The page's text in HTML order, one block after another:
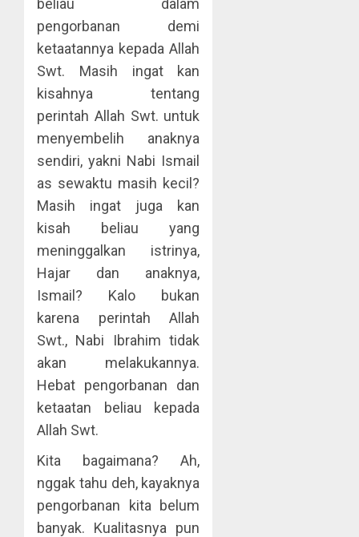
beliau dalam
pengorbanan demi
ketaatannya kepada Allah
Swt. Masih ingat kan
kisahnya tentang
perintah Allah Swt. untuk
menyembelih anaknya
sendiri, yakni Nabi Ismail
as sewaktu masih kecil?
Masih ingat juga kan
kisah beliau yang
meninggalkan istrinya,
Hajar dan anaknya,
Ismail? Kalo bukan
karena perintah Allah
Swt., Nabi Ibrahim tidak
akan melakukannya.
Hebat pengorbanan dan
ketaatan beliau kepada
Allah Swt.
Kita bagaimana? Ah,
nggak tahu deh, kayaknya
pengorbanan kita belum
banyak. Kualitasnya pun